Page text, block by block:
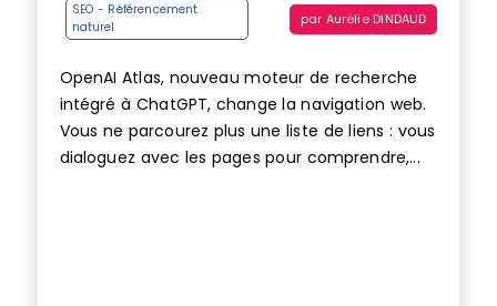
SEO - Référencement
naturel
par Aurélie DINDAUD
OpenAI Atlas, nouveau moteur de recherche
intégré à ChatGPT, change la navigation web.
Vous ne parcourez plus une liste de liens : vous
dialoguez avec les pages pour comprendre,...